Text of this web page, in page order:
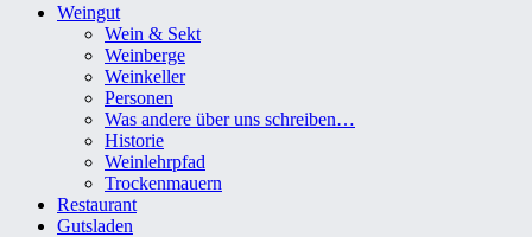
Weingut
Wein & Sekt
Weinberge
Weinkeller
Personen
Was andere über uns schreiben…
Historie
Weinlehrpfad
Trockenmauern
Restaurant
Gutsladen